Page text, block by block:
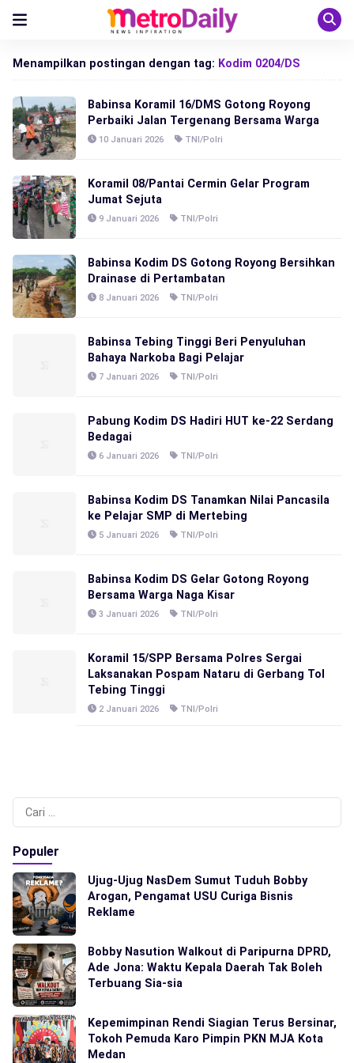
Menampilkan postingan dengan tag: Kodim 0204/DS
Babinsa Koramil 16/DMS Gotong Royong
Perbaiki Jalan Tergenang Bersama Warga
10 Januari 2026 TNI/Polri
Koramil 08/Pantai Cermin Gelar Program
Jumat Sejuta
9 Januari 2026 TNI/Polri
Babinsa Kodim DS Gotong Royong Bersihkan
Drainase di Pertambatan
8 Januari 2026 TNI/Polri
Babinsa Tebing Tinggi Beri Penyuluhan
Bahaya Narkoba Bagi Pelajar
7 Januari 2026 TNI/Polri
Pabung Kodim DS Hadiri HUT ke-22 Serdang
Bedagai
6 Januari 2026 TNI/Polri
Babinsa Kodim DS Tanamkan Nilai Pancasila
ke Pelajar SMP di Mertebing
5 Januari 2026 TNI/Polri
Babinsa Kodim DS Gelar Gotong Royong
Bersama Warga Naga Kisar
3 Januari 2026 TNI/Polri
Koramil 15/SPP Bersama Polres Sergai
Laksanakan Pospam Nataru di Gerbang Tol
Tebing Tinggi
2 Januari 2026 TNI/Polri
Cari
untuk:
Populer
Ujug-Ujug NasDem Sumut Tuduh Bobby
Arogan, Pengamat USU Curiga Bisnis
Reklame
Bobby Nasution Walkout di Paripurna DPRD,
Ade Jona: Waktu Kepala Daerah Tak Boleh
Terbuang Sia-sia
Kepemimpinan Rendi Siagian Terus Bersinar,
Tokoh Pemuda Karo Pimpin PKN MJA Kota
Medan